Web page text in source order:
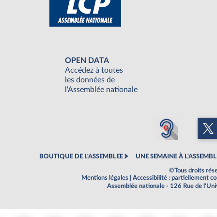
OPEN DATA
Accédez à toutes
les données de
l'Assemblée nationale
BOUTIQUE DE L'ASSEMBLEE UNE SEMAINE À
©Tous droits
Mentions légales
Accessibilité : partiellement
Assemblée nationale - 126 Rue de